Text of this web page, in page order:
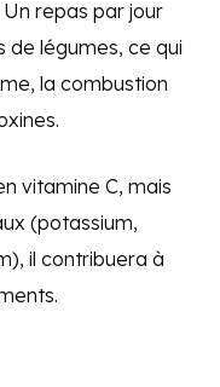
repas par jour
de légumes, ce qui
la combustion
vitamine C, mais
(potassium,
il contribuera à